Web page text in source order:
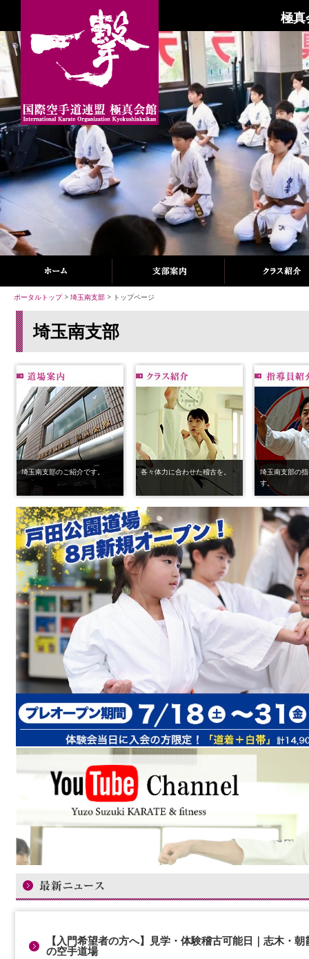
極真
ポータルトップ> 埼玉南支部 > トップページ
埼玉南支部
埼玉南支部のご紹介です。 各々体力に合わせた稽古を。
埼玉南支部の
す。
【入門希望者の方へ】見学・体験稽古可能日｜志木・
の空手道場